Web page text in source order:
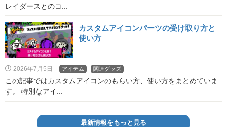
レイダースとのコ...
カスタムアイコンパーツの受け取り方と
使い方
2026年7月5日 アイテム 関連グッズ
この記事ではカスタムアイコンのもらい方、使い方をまとめていま
す。 特別なアイ...
最新情報をもっと見る